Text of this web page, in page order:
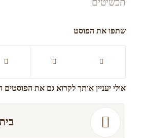
תכשיטים
שתפו את הפוסט
אולי יעניין אותך לקרוא גם את הפוסטים